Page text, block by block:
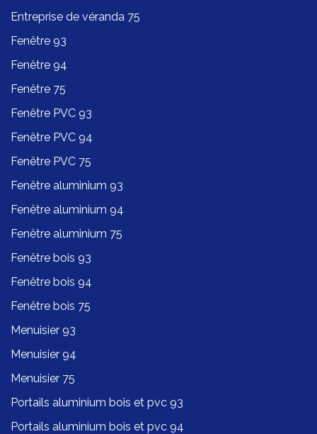
Entreprise de véranda 75
Fenêtre 93
Fenêtre 94
Fenêtre 75
Fenêtre PVC 93
Fenêtre PVC 94
Fenêtre PVC 75
Fenêtre aluminium 93
Fenêtre aluminium 94
Fenêtre aluminium 75
Fenêtre bois 93
Fenêtre bois 94
Fenêtre bois 75
Menuisier 93
Menuisier 94
Menuisier 75
Portails aluminium bois et pvc 93
Portails aluminium bois et pvc 94